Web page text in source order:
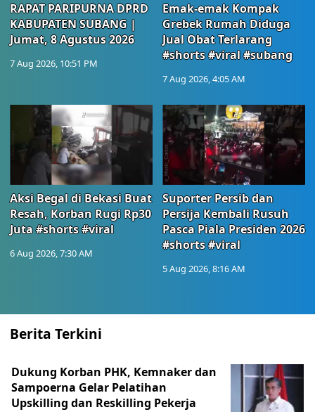
RAPAT PARIPURNA DPRD
KABUPATEN SUBANG |
Jumat, 8 Agustus 2026
7 Aug 2026, 10:51 PM
Emak-emak Kompak
Grebek Rumah Diduga
Jual Obat Terlarang
#shorts #viral #subang
7 Aug 2026, 4:05 AM
Aksi Begal di Bekasi Buat
Resah, Korban Rugi Rp30
Juta #shorts #viral
6 Aug 2026, 7:30 AM
Suporter Persib dan
Persija Kembali Rusuh
Pasca Piala Presiden 2026
#shorts #viral
5 Aug 2026, 8:16 AM
Berita Terkini
Dukung Korban PHK, Kemnaker dan
Sampoerna Gelar Pelatihan
Upskilling dan Reskilling Pekerja